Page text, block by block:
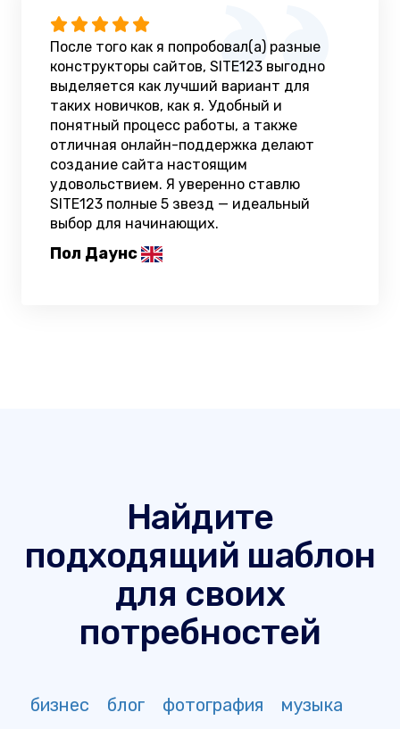
После того как я попробовал(а) разные
конструкторы сайтов, SITE123 выгодно
выделяется как лучший вариант для
таких новичков, как я. Удобный и
понятный процесс работы, а также
отличная онлайн-поддержка делают
создание сайта настоящим
удовольствием. Я уверенно ставлю
SITE123 полные 5 звезд — идеальный
выбор для начинающих.
Пол Даунс
Найдите
подходящий шаблон
для своих
потребностей
бизнес блог фотография
музыка